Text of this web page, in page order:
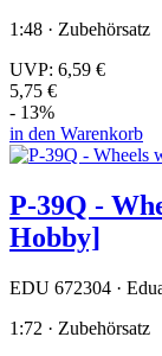
1:48 · Zubehörsatz
UVP: 6,59 €
5,75 €
- 13%
in den Warenkorb
P-39Q -
Hobby]
EDU 672304 ·
1:72 · Zubehörsatz